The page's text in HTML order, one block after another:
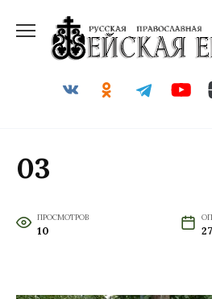
содержанию
03
ПРОСМОТРОВ
10